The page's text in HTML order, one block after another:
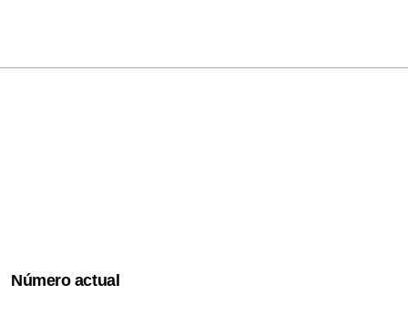
Número actual